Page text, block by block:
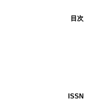
目次
ISSN